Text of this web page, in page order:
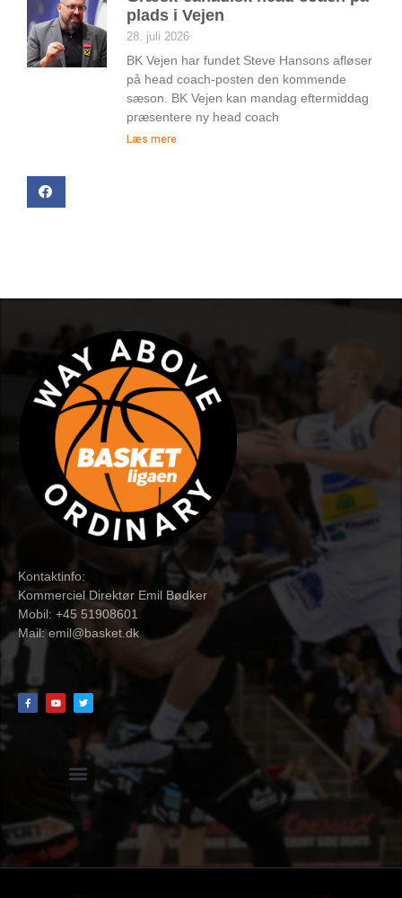
plads i Vejen
28. juli 2026
BK Vejen har fundet Steve Hansons afløser
på head coach-posten den kommende
sæson. BK Vejen kan mandag eftermiddag
præsentere ny head coach
Læs mere
Kontaktinfo:
Kommerciel Direktør Emil Bødker
Mobil: +45 51908601
Mail:emil@basket.dk